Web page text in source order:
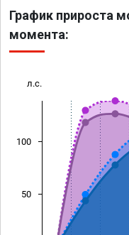
График прироста
момента:
л.с.
50
100